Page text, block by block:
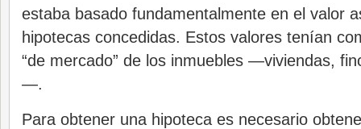
estaba basado fundamentalmente en el valor
hipotecas concedidas. Estos valores tenían
“de mercado” de los inmuebles —viviendas,
—.
Para obtener una hipoteca es necesario